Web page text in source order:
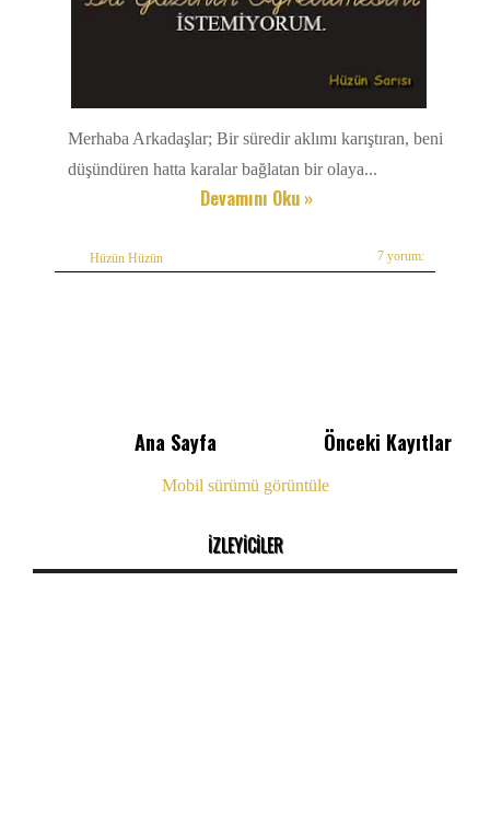
Merhaba Arkadaşlar; Bir süredir aklımı karıştıran, beni
düşündüren hatta karalar bağlatan bir olaya...
Devamını Oku »
Hüzün Hüzün 7 yorum:
Önceki Kayıtlar
Ana Sayfa
Mobil sürümü görüntüle
İZLEYİCİLER